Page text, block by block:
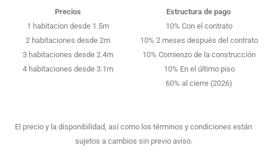
Precios
1 habitacion desde 1.5m
2 habitaciones desde 2m
3 habitaciones desde 2.4m
4 habitaciones desde 3.1m
Estructura de pago
10% Con el contrato
10% 2 meses después del contrato
10% Comienzo de la construcción
10% En el último piso
60% al cierre (2026)
El precio y la disponibilidad, así como los términos y condiciones están
sujetos a cambios sin previo aviso.